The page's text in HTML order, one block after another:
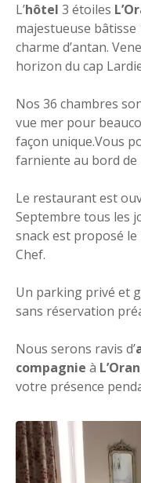
L’hôtel 3 étoiles
majestueuse bâtisse
charme d’antan.
horizon du cap
Nos 36 chambres
vue mer pour
façon unique.Vous
farniente au bord de
Le restaurant est
Septembre tous les
snack est proposé
Chef.
Un parking privé et
sans réservation
Nous serons ravis d’
compagnie à
votre présence